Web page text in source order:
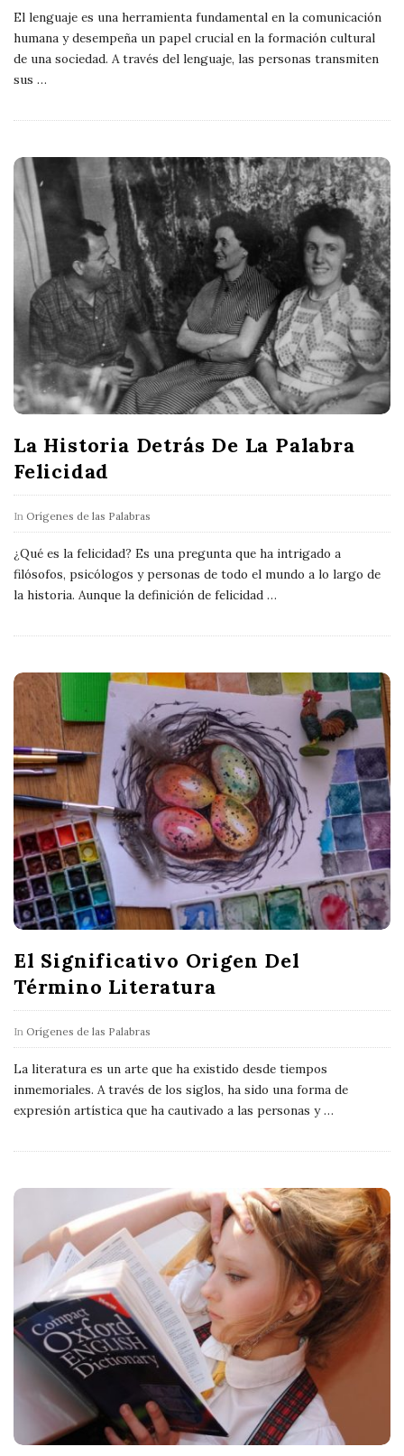
El lenguaje es una herramienta fundamental en la comunicación
humana y desempeña un papel crucial en la formación cultural
de una sociedad. A través del lenguaje, las personas transmiten
sus …
La Historia Detrás De La Palabra
Felicidad
In Orígenes de las Palabras
¿Qué es la felicidad? Es una pregunta que ha intrigado a
filósofos, psicólogos y personas de todo el mundo a lo largo de
la historia. Aunque la definición de felicidad …
El Significativo Origen Del
Término Literatura
In Orígenes de las Palabras
La literatura es un arte que ha existido desde tiempos
inmemoriales. A través de los siglos, ha sido una forma de
expresión artística que ha cautivado a las personas y…